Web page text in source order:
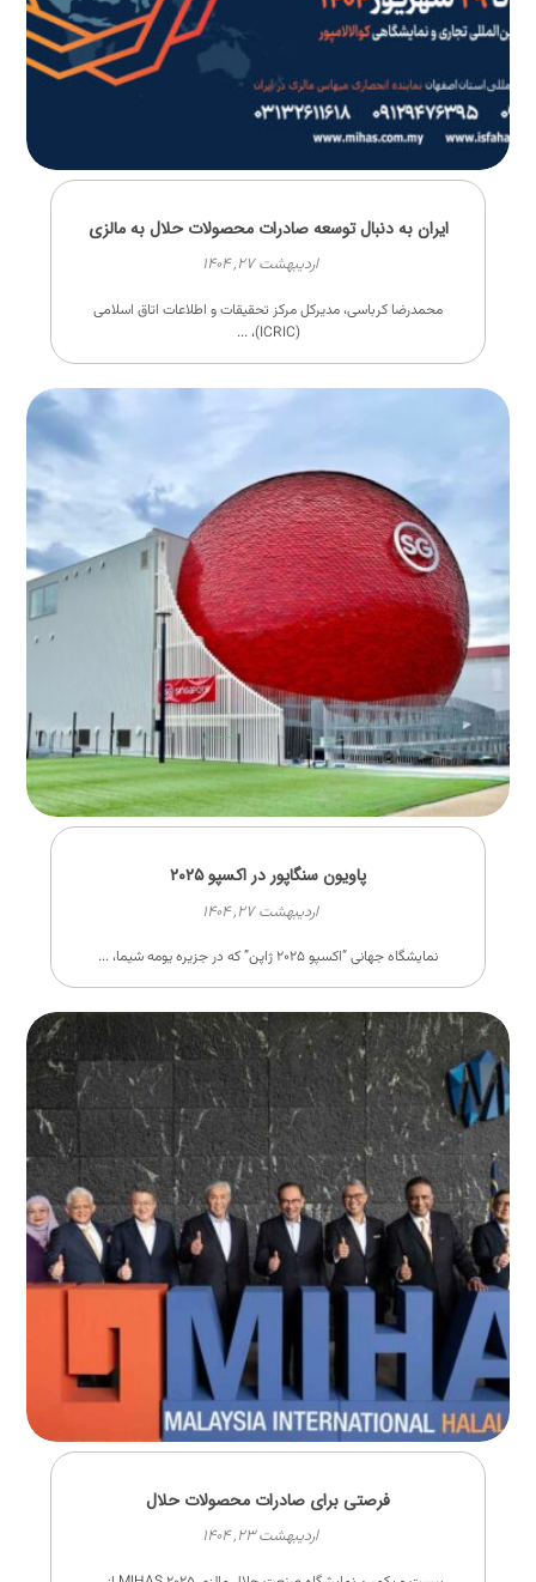
ایران به دنبال توسعه صادرات محصولات حلال به مالزی
اردیبهشت ۲۷, ۱۴۰۴
محمدرضا کرباسی، مدیرکل مرکز تحقیقات و اطلاعات اتاق اسلامی
(ICRIC)، ...
پاویون سنگاپور در اکسپو ۲۰۲۵
اردیبهشت ۲۷, ۱۴۰۴
نمایشگاه جهانی “اکسپو ۲۰۲۵ ژاپن” که در جزیره یومه ‌شیما، ...
فرصتی برای صادرات محصولات حلال
اردیبهشت ۲۳, ۱۴۰۴